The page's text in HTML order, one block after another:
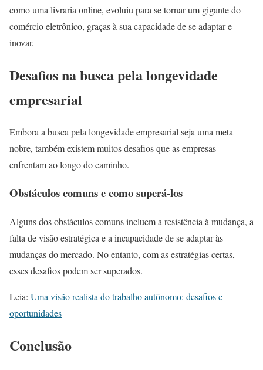
como uma livraria online, evoluiu para se tornar um gigante do
comércio eletrônico, graças à sua capacidade de se adaptar e
inovar.
Desafios na busca pela longevidade
empresarial
Embora a busca pela longevidade empresarial seja uma meta
nobre, também existem muitos desafios que as empresas
enfrentam ao longo do caminho.
Obstáculos comuns e como superá-los
Alguns dos obstáculos comuns incluem a resistência à mudança, a
falta de visão estratégica e a incapacidade de se adaptar às
mudanças do mercado. No entanto, com as estratégias certas,
esses desafios podem ser superados.
Leia: Uma visão realista do trabalho autônomo: desafios e
oportunidades
Conclusão